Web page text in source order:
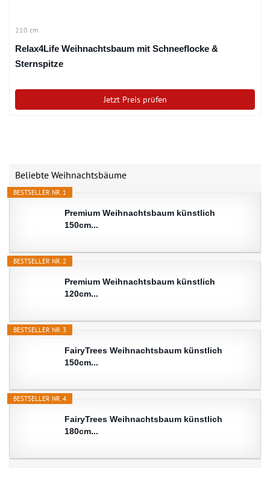
210 cm
Relax4Life Weihnachtsbaum mit Schneeflocke &
Sternspitze
Jetzt Preis prüfen
Beliebte Weihnachtsbäume
BESTSELLER NR. 1
Premium Weihnachtsbaum künstlich
150cm...
BESTSELLER NR. 2
Premium Weihnachtsbaum künstlich
120cm...
BESTSELLER NR. 3
FairyTrees Weihnachtsbaum künstlich
150cm...
BESTSELLER NR. 4
FairyTrees Weihnachtsbaum künstlich
180cm...